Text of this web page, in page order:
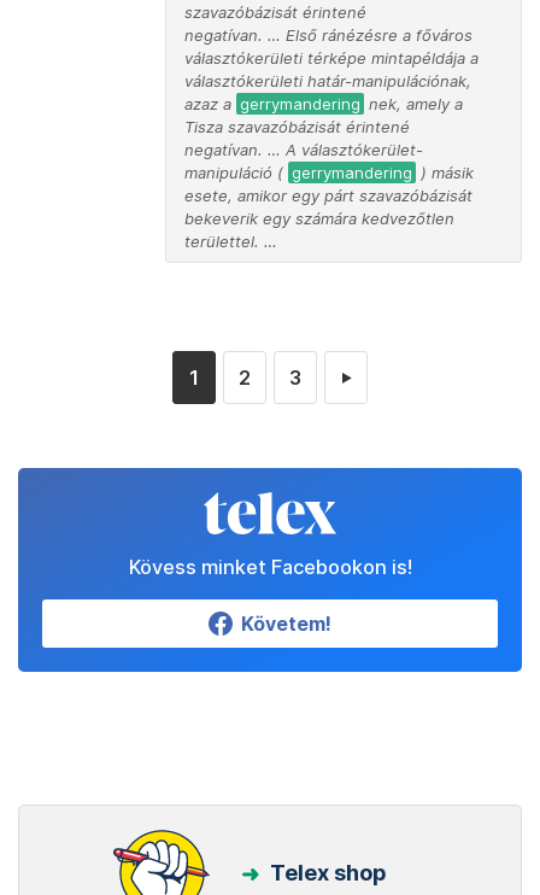
szavazóbázisát érintené
negatívan. … Első ránézésre a főváros
választókerületi térképe mintapéldája a
választókerületi határ-manipulációnak,
azaz a gerrymandering nek, amely a
Tisza szavazóbázisát érintené
negatívan. … A választókerület-
manipuláció ( gerrymandering ) másik
esete, amikor egy párt szavazóbázisát
bekeverik egy számára kedvezőtlen
területtel. …
1 2 3 ►
Kövess minket Facebookon is!
Követem!
Telex shop